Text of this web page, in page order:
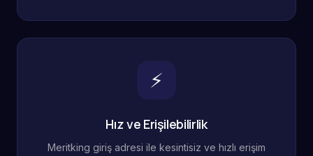
⚡
Hız ve Erişilebilirlik
Meritking giriş adresi ile kesintisiz ve hızlı erişim